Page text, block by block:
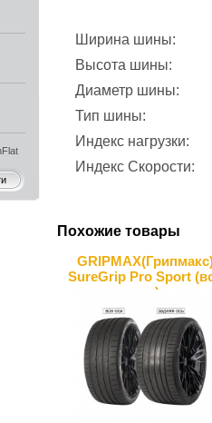
Ширина шины:
Высота шины:
Диаметр шины:
Тип шины:
Индекс нагрузки:
Индекс Скорости:
Похожие товары
SureGrip Pro Sport
оси)